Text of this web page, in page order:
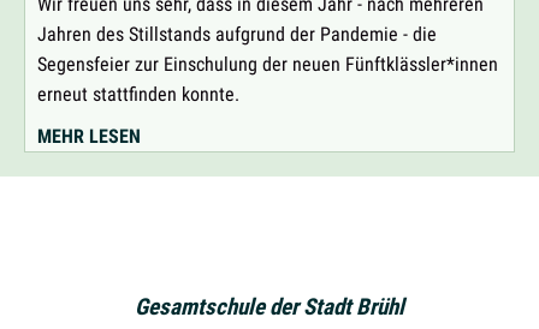
Wir freuen uns sehr, dass in diesem Jahr - nach mehreren
Jahren des Stillstands aufgrund der Pandemie - die
Segensfeier zur Einschulung der neuen Fünftklässler*innen
erneut stattfinden konnte.
MEHR LESEN
5
Gesamtschule der Stadt Brühl